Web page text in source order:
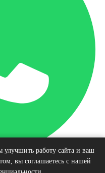
работу сайта и ваш
вы соглашаетесь с нашей